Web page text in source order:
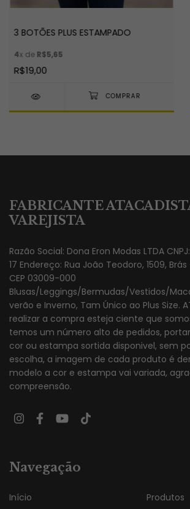
3 BOTÕES PLUS ESTAMPADO
4x de R$5,65
R$19,00
FABRICANTE
VAREJISTA
Razão Social: Dona Eron Modas LTDA
17 Endereço: Rua João Teodoro, 1509,
CEP 03009-000
Blusas/Leggings/Bermudas/Vestidos/
verão e Inverno, Tam Único ao Plus Size.
realizar a compra esteja ciente que
temos um número alto de pedidos,
cor ou estampa sortida disponivel, sem
escolha, a imagem de cada produto é
modelo a cor e estampa vai variada,
compreensão.
Navegação
Início Produtos